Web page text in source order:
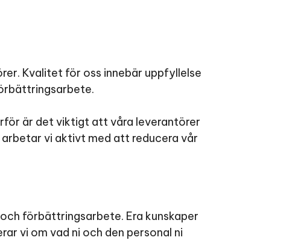
Kvalitet för oss innebär uppfyllelse
är det viktigt att våra leverantörer
arbetar vi aktivt med att reducera vår
förbättringsarbete. Era kunskaper
vi om vad ni och den personal ni